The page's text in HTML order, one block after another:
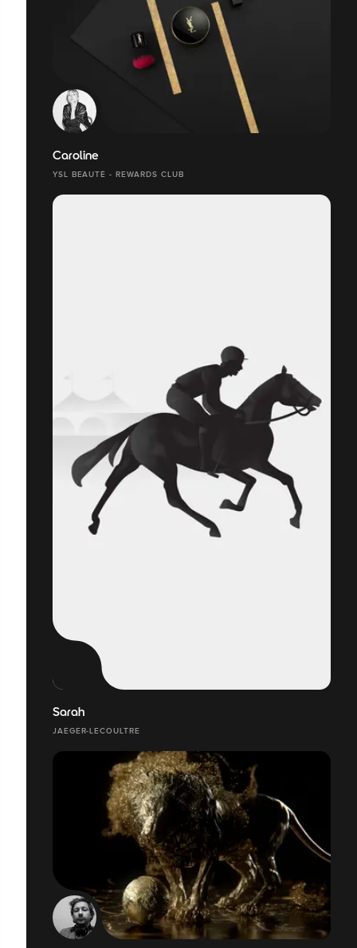
Caroline
YSL BEAUTÉ - REWARDS CLUB
Sarah
JAEGER-LECOULTRE